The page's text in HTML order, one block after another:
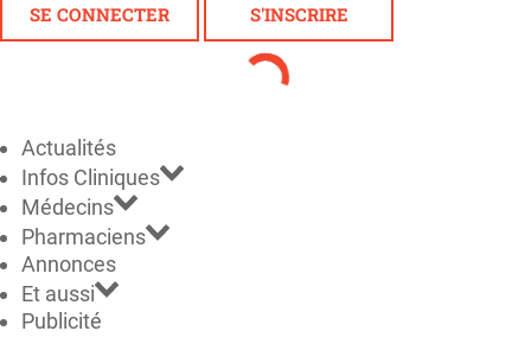
SE CONNECTER S'INSCRIRE
Actualités
Infos Cliniques
Médecins
Pharmaciens
Annonces
Et aussi
Publicité